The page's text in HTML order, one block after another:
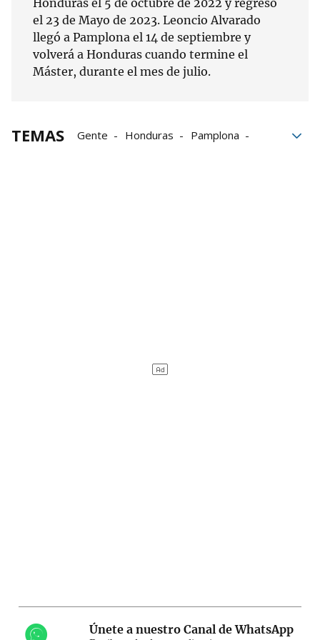
Honduras el 5 de octubre de 2022 y regresó
el 23 de Mayo de 2023. Leoncio Alvarado
llegó a Pamplona el 14 de septiembre y
volverá a Honduras cuando termine el
Máster, durante el mes de julio.
TEMAS Gente Honduras
Pamplona
Únete a nuestro Canal de WhatsApp